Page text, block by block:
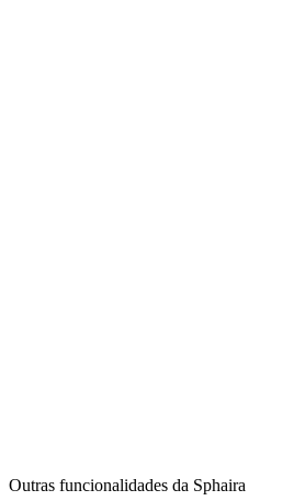
Outras funcionalidades da Sphaira